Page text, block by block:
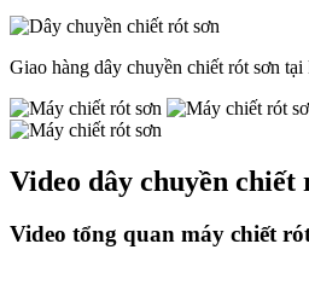
Giao hàng dây chuyền chiết rót sơn tại
Video dây chuyền chiết
Video tổng quan máy chiết